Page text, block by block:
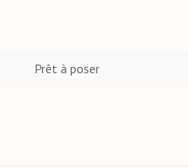
Prêt à poser